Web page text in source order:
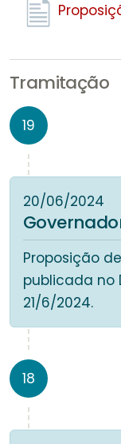
Tramitação
19
20/06/2024
Proposição
publicada no
21/6/2024.
18